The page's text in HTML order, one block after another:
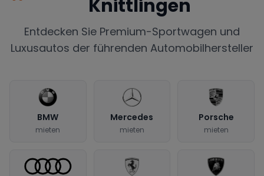
Knittlingen
Entdecken Sie Premium-Sportwagen und
Luxusautos der führenden Automobilhersteller
BMW
mieten
Mercedes
mieten
Porsche
mieten